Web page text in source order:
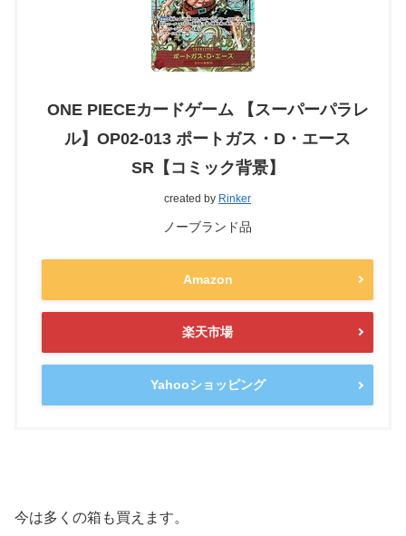
ONE PIECEカードゲーム 【スーパーパラレ
ル】OP02-013 ポートガス・D・エース
SR【コミック背景】
created by Rinker
ノーブランド品
Amazon
楽天市場
Yahooショッピング
今は多くの箱も買えます。